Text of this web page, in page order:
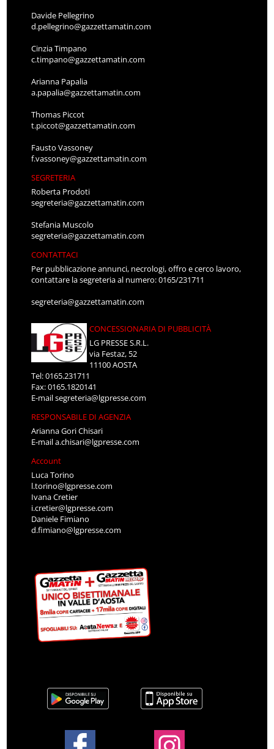
Davide Pellegrino
d.pellegrino@gazzettamatin.com
Cinzia Timpano
c.timpano@gazzettamatin.com
Arianna Papalia
a.papalia@gazzettamatin.com
Thomas Piccot
t.piccot@gazzettamatin.com
Fausto Vassoney
f.vassoney@gazzettamatin.com
SEGRETERIA
Roberta Prodoti
segreteria@gazzettamatin.com
Stefania Muscolo
segreteria@gazzettamatin.com
CONTATTACI
Per pubblicazione annunci, necrologi, offro e cerco lavoro,
contattare la segreteria al numero: 0165/231711
segreteria@gazzettamatin.com
CONCESSIONARIA DI PUBBLICITÀ
LG PRESSE S.R.L.
via Festaz, 52
11100 AOSTA
Tel: 0165.231711
Fax: 0165.1820141
E-mailsegreteria@lgpresse.com
RESPONSABILE DI AGENZIA
Arianna Gori Chisari
E-maila.chisari@lgpresse.com
Account
Luca Torino
l.torino@lgpresse.com
Ivana Cretier
i.cretier@lgpresse.com
Daniele Fimiano
d.fimiano@lgpresse.com